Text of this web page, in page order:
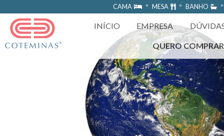
https://www.coteminas.com.br/desenv-web/htm11/
CAMA º MESA º BANHO
INÍCIO EMPRESA
QUERO COMPRAR